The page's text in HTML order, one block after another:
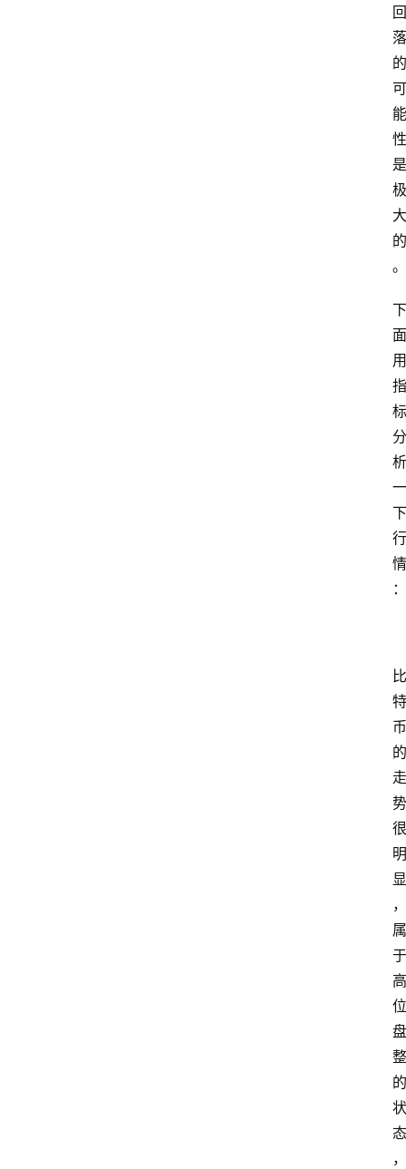
回
落
的
可
能
性
是
极
大
的
。
下
面
用
指
标
分
析
一
下
行
情
：
比
特
币
的
走
势
很
明
显
，
属
于
高
位
盘
整
的
状
态
，